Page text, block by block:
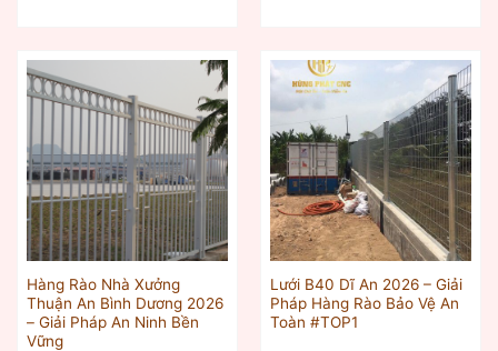
Hàng Rào Nhà Xưởng
Thuận An Bình Dương 2026
– Giải Pháp An Ninh Bền
Vững
Lưới B40 Dĩ An 2026 – Giải
Pháp Hàng Rào Bảo Vệ An
Toàn #TOP1